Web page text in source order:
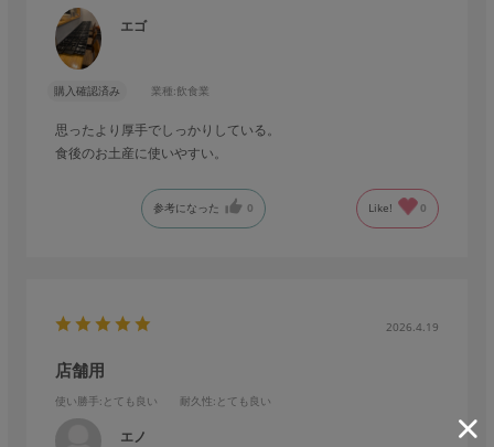
エゴ
購入確認済み 業種:飲食業
思ったより厚手でしっかりしている。
食後のお土産に使いやすい。
参考になった 0 Like! 0
2026.4.19
店舗用
使い勝手 :とても良い 耐久性:とても良い
エノ